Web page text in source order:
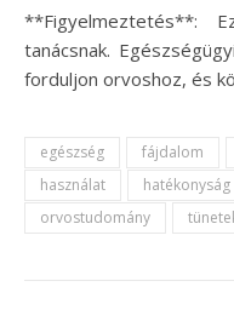
**Figyelmeztetés**:
tanácsnak.
forduljon orvoshoz, és
egészség fájdalom
használat
hatékonyság
orvostudomány